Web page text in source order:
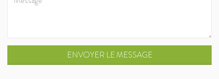
ENVOYER LE MESSAGE